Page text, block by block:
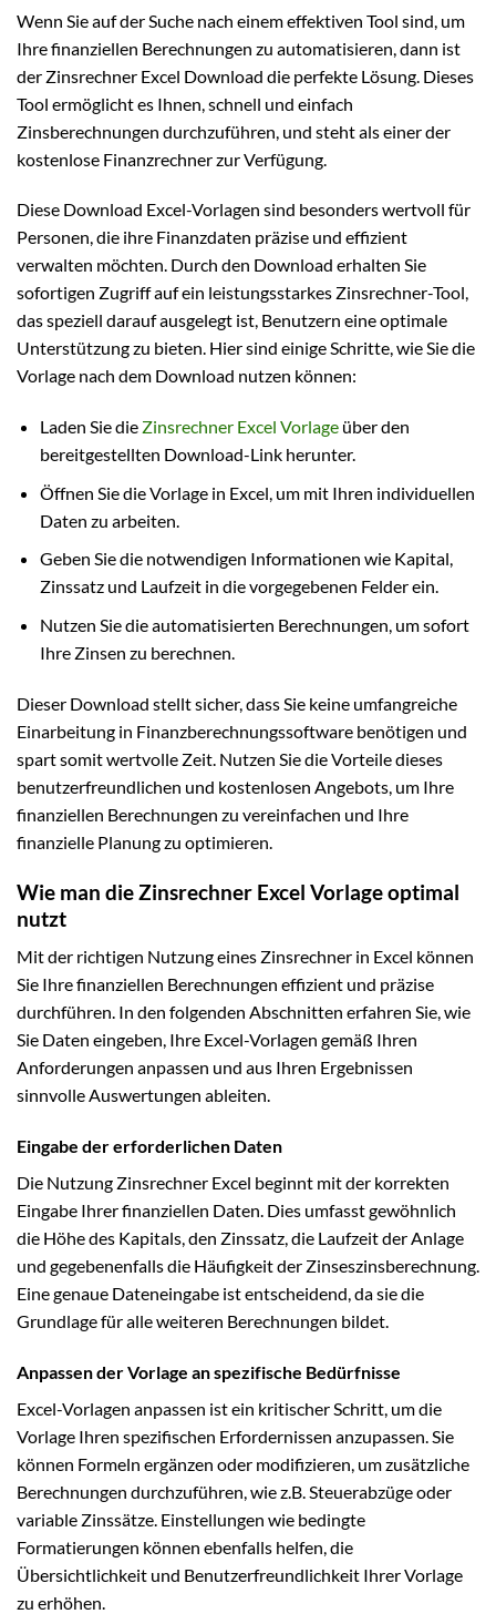
Wenn Sie auf der Suche nach einem effektiven Tool sind, um
Ihre finanziellen Berechnungen zu automatisieren, dann ist
der Zinsrechner Excel Download die perfekte Lösung. Dieses
Tool ermöglicht es Ihnen, schnell und einfach
Zinsberechnungen durchzuführen, und steht als einer der
kostenlose Finanzrechner zur Verfügung.
Diese Download Excel-Vorlagen sind besonders wertvoll für
Personen, die ihre Finanzdaten präzise und effizient
verwalten möchten. Durch den Download erhalten Sie
sofortigen Zugriff auf ein leistungsstarkes Zinsrechner-Tool,
das speziell darauf ausgelegt ist, Benutzern eine optimale
Unterstützung zu bieten. Hier sind einige Schritte, wie Sie die
Vorlage nach dem Download nutzen können:
Laden Sie die Zinsrechner Excel Vorlageüber den
bereitgestellten Download-Link herunter.
Öffnen Sie die Vorlage in Excel, um mit Ihren individuellen
Daten zu arbeiten.
Geben Sie die notwendigen Informationen wie Kapital,
Zinssatz und Laufzeit in die vorgegebenen Felder ein.
Nutzen Sie die automatisierten Berechnungen, um sofort
Ihre Zinsen zu berechnen.
Dieser Download stellt sicher, dass Sie keine umfangreiche
Einarbeitung in Finanzberechnungssoftware benötigen und
spart somit wertvolle Zeit. Nutzen Sie die Vorteile dieses
benutzerfreundlichen und kostenlosen Angebots, um Ihre
finanziellen Berechnungen zu vereinfachen und Ihre
finanzielle Planung zu optimieren.
Wie man die Zinsrechner Excel Vorlage optimal
nutzt
Mit der richtigen Nutzung eines Zinsrechner in Excel können
Sie Ihre finanziellen Berechnungen effizient und präzise
durchführen. In den folgenden Abschnitten erfahren Sie, wie
Sie Daten eingeben, Ihre Excel-Vorlagen gemäß Ihren
Anforderungen anpassen und aus Ihren Ergebnissen
sinnvolle Auswertungen ableiten.
Eingabe der erforderlichen Daten
Die Nutzung Zinsrechner Excel beginnt mit der korrekten
Eingabe Ihrer finanziellen Daten. Dies umfasst gewöhnlich
die Höhe des Kapitals, den Zinssatz, die Laufzeit der Anlage
und gegebenenfalls die Häufigkeit der Zinseszinsberechnung.
Eine genaue Dateneingabe ist entscheidend, da sie die
Grundlage für alle weiteren Berechnungen bildet.
Anpassen der Vorlage an spezifische Bedürfnisse
Excel-Vorlagen anpassen ist ein kritischer Schritt, um die
Vorlage Ihren spezifischen Erfordernissen anzupassen. Sie
können Formeln ergänzen oder modifizieren, um zusätzliche
Berechnungen durchzuführen, wie z.B. Steuerabzüge oder
variable Zinssätze. Einstellungen wie bedingte
Formatierungen können ebenfalls helfen, die
Übersichtlichkeit und Benutzerfreundlichkeit Ihrer Vorlage
zu erhöhen.